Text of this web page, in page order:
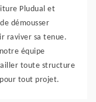
Pludual et
démousser
raviver sa tenue.
équipe
toute structure
tout projet.